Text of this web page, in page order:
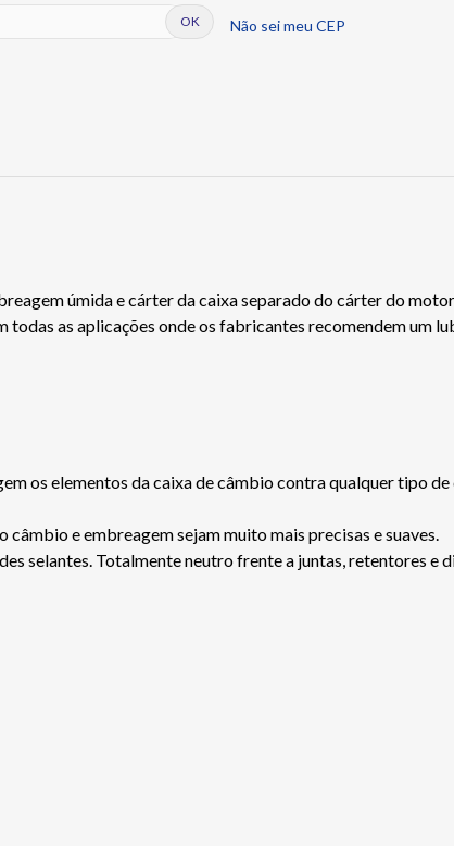
Não sei meu CEP
úmida e cárter da caixa separado do cárter do
as aplicações onde os fabricantes recomendem um
os elementos da caixa de câmbio contra qualquer tipo
e embreagem sejam muito mais precisas e suaves.
selantes. Totalmente neutro frente a juntas, retentores e